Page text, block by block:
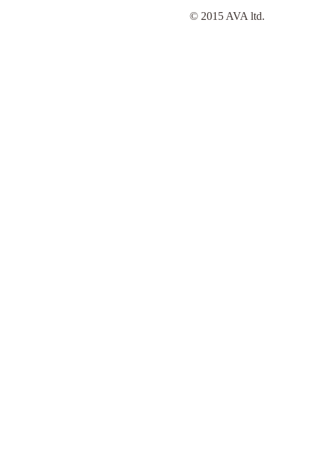
© 2015 AVA ltd.